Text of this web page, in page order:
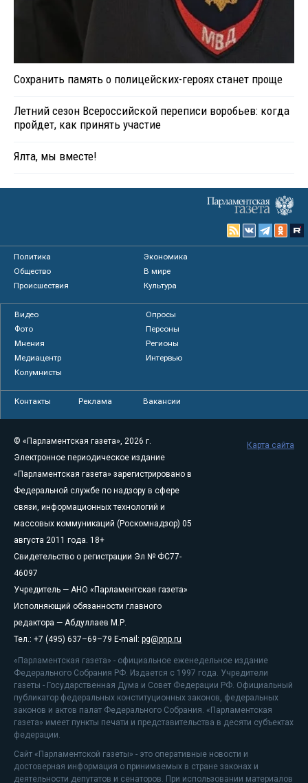
Сохранить память о полицейских-героях станет проще
Летний сезон Всероссийской переписи воробьев: когда
пройдет, как принять участие
Ялта, мы вместе!
Политика
Экономика
Общество
В мире
Происшествия
Культура
Видео
Опросы
Фото
Персоны
Мнения
Регионы
Медиацентр
Интервью
Колумнисты
Контакты Реклама Вакансии
© «Парламентская газета», 2026 г.
Электронное периодическое издание
«Парламентская газета» зарегистрировано в
Федеральной службе по надзору в сфере
связи, информационных технологий и
массовых коммуникаций (Роскомнадзор) 05
августа 2011 года. 18+
Свидетельство о регистрации Эл № ФС77-
46097
Учредитель — АНО «Парламентская газета»
Исполняющий обязанности главного
редактора — Абдуллаев М.Р.
Тел.: +7 (495) 637–69–79 E-mail: pg@pnp.ru
«Парламентская газета» - официальное еженедельное издание
Федерального Собрания РФ. Издается с 1997 года. Учредители
газеты - Государственная Дума и Совет Федерации РФ. Официальный
публикатор федеральных конституционных законов, федеральных
законов и актов палат Федерального Собрания. «Парламентская
газета» имеет пункты печати и представительства в десяти субъектах
федерации.
Сайт «Парламентской газеты» - это оперативные новости и
достоверная информация о принимаемых в стране законах и
деятельности депутатов и сенаторов. При использовании материалов
Карта сайта